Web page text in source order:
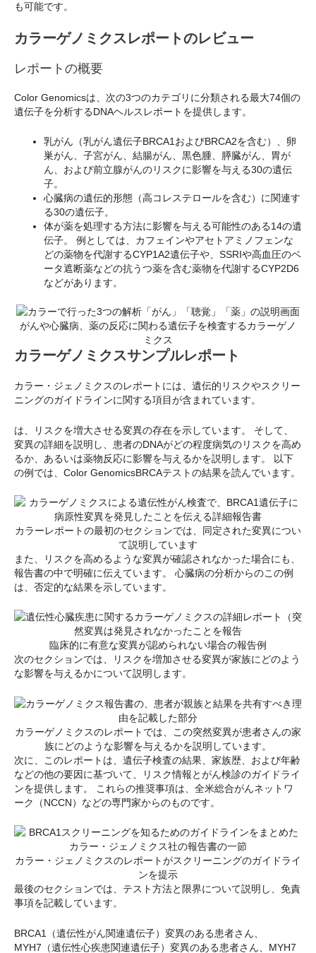
も可能です。
カラーゲノミクスレポートのレビュー
レポートの概要
Color Genomicsは、次の3つのカテゴリに分類される最大74個の
遺伝子を分析するDNAヘルスレポートを提供します。
乳がん（乳がん遺伝子BRCA1およびBRCA2を含む）、卵
巣がん、子宮がん、結腸がん、黒色腫、膵臓がん、胃が
ん、および前立腺がんのリスクに影響を与える30の遺伝
子。
心臓病の遺伝的形態（高コレステロールを含む）に関連す
る30の遺伝子。
体が薬を処理する方法に影響を与える可能性のある14の遺
伝子。 例としては、カフェインやアセトアミノフェンな
どの薬物を代謝するCYP1A2遺伝子や、SSRIや高血圧のベ
ータ遮断薬などの抗うつ薬を含む薬物を代謝するCYP2D6
などがあります。
がんや心臓病、薬の反応に関わる遺伝子を検査するカラーゲノ
ミクス
カラーゲノミクスサンプルレポート
カラー・ジェノミクスのレポートには、遺伝的リスクやスクリー
ニングのガイドラインに関する項目が含まれています。
は、リスクを増大させる変異の存在を示しています。 そして、
変異の詳細を説明し、患者のDNAがどの程度病気のリスクを高め
るか、あるいは薬物反応に影響を与えるかを説明します。 以下
の例では、Color GenomicsBRCAテストの結果を読んでいます。
カラーレポートの最初のセクションでは、同定された変異につい
て説明しています
また、リスクを高めるような変異が確認されなかった場合にも、
報告書の中で明確に伝えています。 心臓病の分析からのこの例
は、否定的な結果を示しています。
臨床的に有意な変異が認められない場合の報告例
次のセクションでは、リスクを増加させる変異が家族にどのよう
な影響を与えるかについて説明します。
カラーゲノミクスのレポートでは、この突然変異が患者さんの家
族にどのような影響を与えるかを説明しています。
次に、このレポートは、遺伝子検査の結果、家族歴、および年齢
などの他の要因に基づいて、リスク情報とがん検診のガイドライ
ンを提供します。 これらの推奨事項は、全米総合がんネットワ
ーク（NCCN）などの専門家からのものです。
カラー・ジェノミクスのレポートがスクリーニングのガイドライ
ンを提示
最後のセクションでは、テスト方法と限界について説明し、免責
事項を記載しています。
BRCA1（遺伝性がん関連遺伝子）変異のある患者さん、
MYH7（遺伝性心疾患関連遺伝子）変異のある患者さん、MYH7